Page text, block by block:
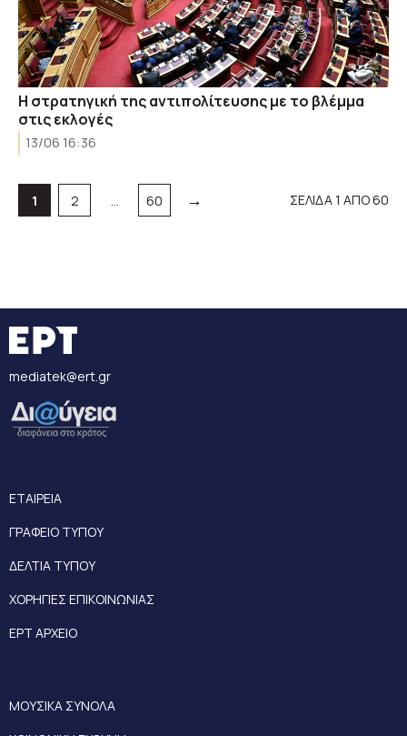
Η στρατηγική της αντιπολίτευσης με το βλέμμα
στις εκλογές
13/06 16:36
Σελίδα
1 Σελίδα
2 … Σελίδα
60 → ΣΕΛΙΔΑ 1 ΑΠΟ 60
mediatek@ert.gr
ΕΤΑΙΡΕΙΑ
ΓΡΑΦΕΙΟ ΤΥΠΟΥ
ΔΕΛΤΙΑ ΤΥΠΟΥ
ΧΟΡΗΓΙΕΣ ΕΠΙΚΟΙΝΩΝΙΑΣ
ΕΡΤ ΑΡΧΕΙΟ
ΜΟΥΣΙΚΑ ΣΥΝΟΛΑ